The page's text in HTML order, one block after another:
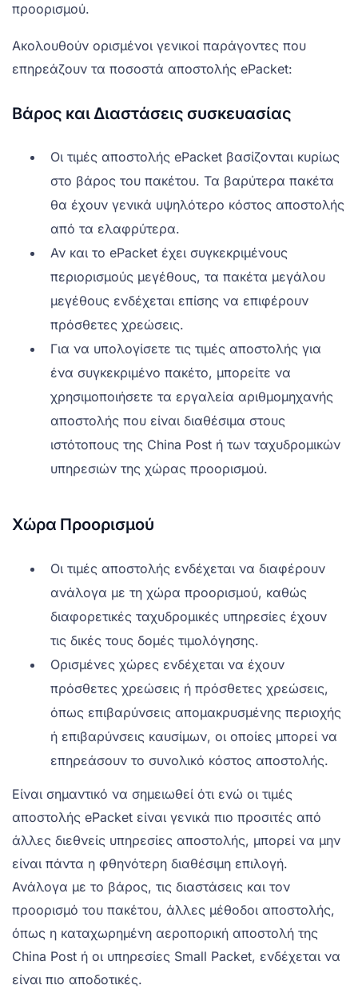
προορισμού.
Ακολουθούν ορισμένοι γενικοί παράγοντες που
επηρεάζουν τα ποσοστά αποστολής ePacket:
Βάρος και Διαστάσεις συσκευασίας
Οι τιμές αποστολής ePacket βασίζονται κυρίως
στο βάρος του πακέτου. Τα βαρύτερα πακέτα
θα έχουν γενικά υψηλότερο κόστος αποστολής
από τα ελαφρύτερα.
Αν και το ePacket έχει συγκεκριμένους
περιορισμούς μεγέθους, τα πακέτα μεγάλου
μεγέθους ενδέχεται επίσης να επιφέρουν
πρόσθετες χρεώσεις.
Για να υπολογίσετε τις τιμές αποστολής για
ένα συγκεκριμένο πακέτο, μπορείτε να
χρησιμοποιήσετε τα εργαλεία αριθμομηχανής
αποστολής που είναι διαθέσιμα στους
ιστότοπους της China Post ή των ταχυδρομικών
υπηρεσιών της χώρας προορισμού.
Χώρα Προορισμού
Οι τιμές αποστολής ενδέχεται να διαφέρουν
ανάλογα με τη χώρα προορισμού, καθώς
διαφορετικές ταχυδρομικές υπηρεσίες έχουν
τις δικές τους δομές τιμολόγησης.
Ορισμένες χώρες ενδέχεται να έχουν
πρόσθετες χρεώσεις ή πρόσθετες χρεώσεις,
όπως επιβαρύνσεις απομακρυσμένης περιοχής
ή επιβαρύνσεις καυσίμων, οι οποίες μπορεί να
επηρεάσουν το συνολικό κόστος αποστολής.
Είναι σημαντικό να σημειωθεί ότι ενώ οι τιμές
αποστολής ePacket είναι γενικά πιο προσιτές από
άλλες διεθνείς υπηρεσίες αποστολής, μπορεί να μην
είναι πάντα η φθηνότερη διαθέσιμη επιλογή.
Ανάλογα με το βάρος, τις διαστάσεις και τον
προορισμό του πακέτου, άλλες μέθοδοι αποστολής,
όπως η καταχωρημένη αεροπορική αποστολή της
China Post ή οι υπηρεσίες Small Packet, ενδέχεται να
είναι πιο αποδοτικές.